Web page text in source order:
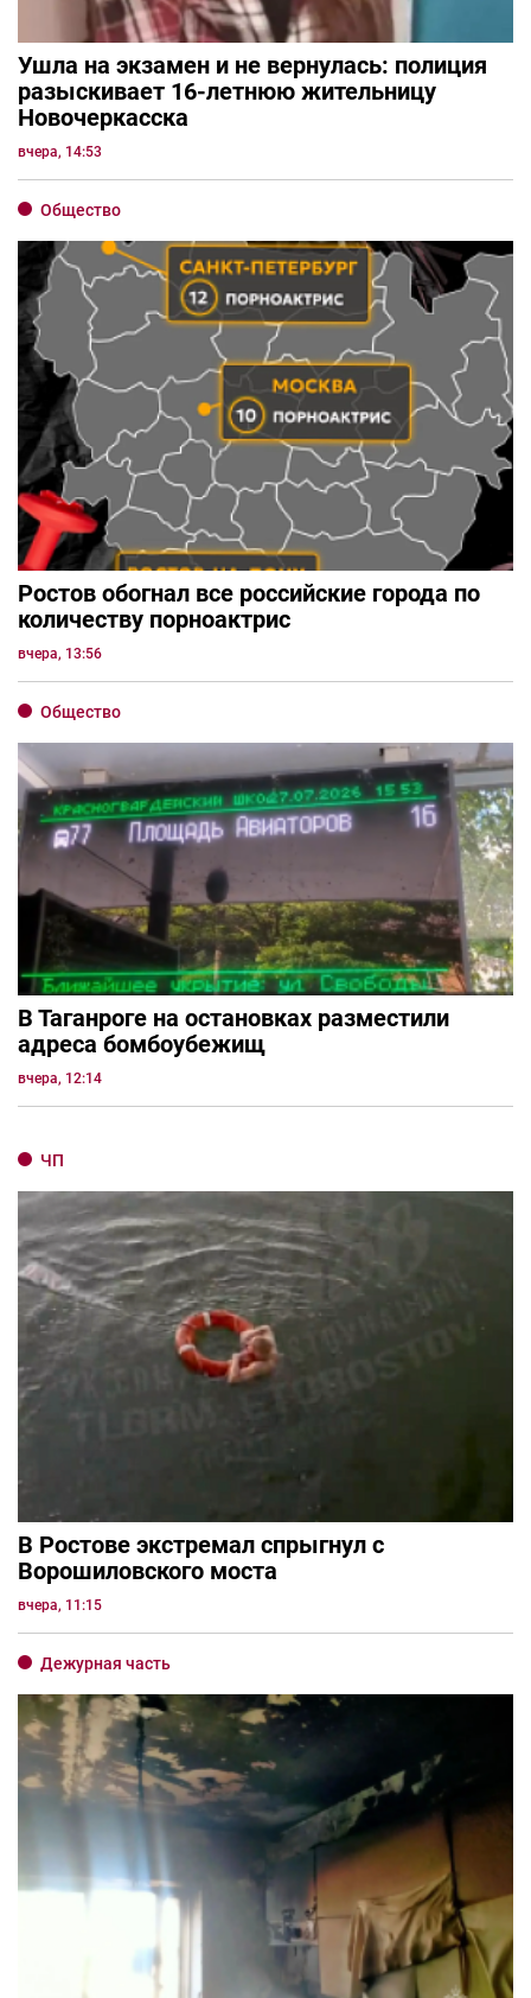
Ушла на экзамен и не вернулась: полиция
разыскивает 16-летнюю жительницу
Новочеркасска
вчера, 14:53
Общество
Ростов обогнал все российские города по
количеству порноактрис
вчера, 13:56
Общество
В Таганроге на остановках разместили
адреса бомбоубежищ
вчера, 12:14
ЧП
В Ростове экстремал спрыгнул с
Ворошиловского моста
вчера, 11:15
Дежурная часть